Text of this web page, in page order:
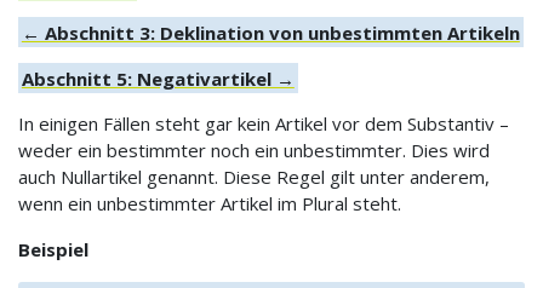
← Abschnitt 3: Deklination von unbestimmten Artikeln
Abschnitt 5: Negativartikel →
In einigen Fällen steht gar kein Artikel vor dem Substantiv –
weder ein bestimmter noch ein unbestimmter. Dies wird
auch Nullartikel genannt. Diese Regel gilt unter anderem,
wenn ein unbestimmter Artikel im Plural steht.
Beispiel